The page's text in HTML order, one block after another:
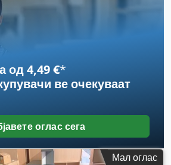
од 4,49 €*
ве очекуваат
оглас сега
Мал оглас